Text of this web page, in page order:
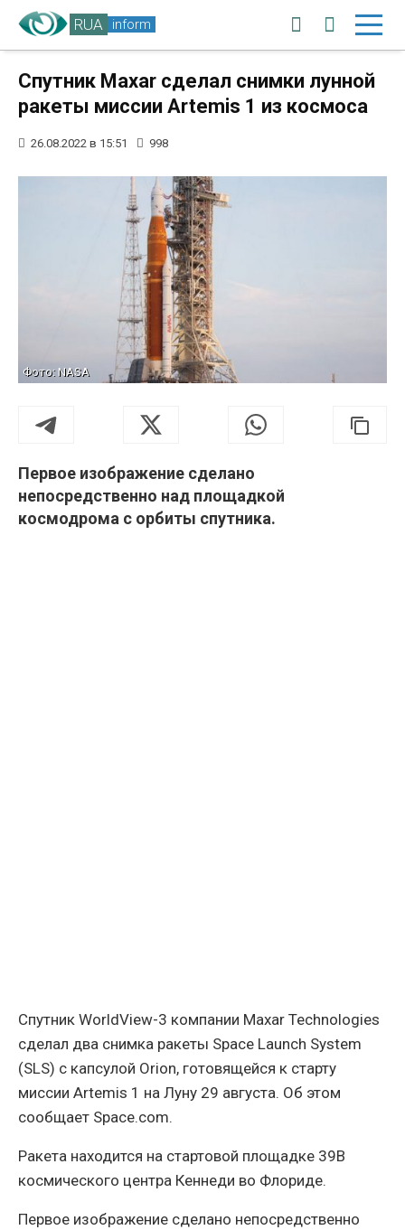
RUA inform
Спутник Maxar сделал снимки лунной
ракеты миссии Artemis 1 из космоса
26.08.2022 в 15:51 998
Фото: NASA
Первое изображение сделано
непосредственно над площадкой
космодрома с орбиты спутника.
Спутник WorldView-3 компании Maxar Technologies
сделал два снимка ракеты Space Launch System
(SLS) с капсулой Orion, готовящейся к старту
миссии Artemis 1 на Луну 29 августа. Об этом
сообщает Space.com.
Ракета находится на стартовой площадке 39B
космического центра Кеннеди во Флориде.
Первое изображение сделано непосредственно